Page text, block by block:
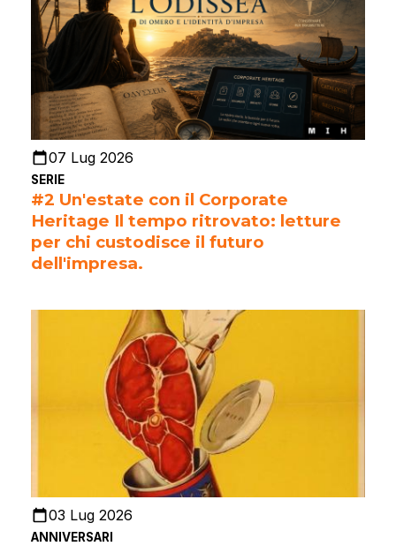
07 Lug 2026
SERIE
#2 Un'estate con il Corporate
Heritage Il tempo ritrovato: letture
per chi custodisce il futuro
dell'impresa.
03 Lug 2026
ANNIVERSARI